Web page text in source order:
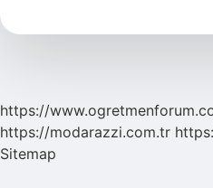
Var
https://
https://modarazzi.com.tr
Sitemap